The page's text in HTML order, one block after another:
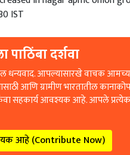
IST
दर्शवा
धन्यवाद. आपल्यासारखे वाचक
आणि ग्रामीण भारतातील
सहकार्य आवश्यक आहे. आपले
आहे (Contribute Now)